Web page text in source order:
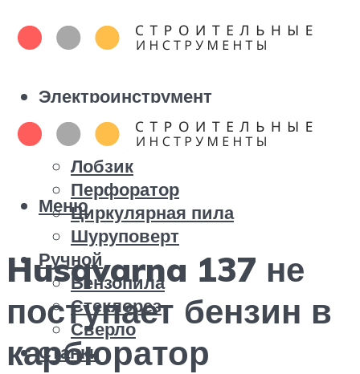
Электроинструмент
Болгарка
Дрель
Лобзик
Перфоратор
Циркулярная пила
Шуруповерт
Ручной
Бензопила
Стеклорез
Сверло
Станки
Меню
Husqvarna 137 не
поступает бензин в
карбюратор